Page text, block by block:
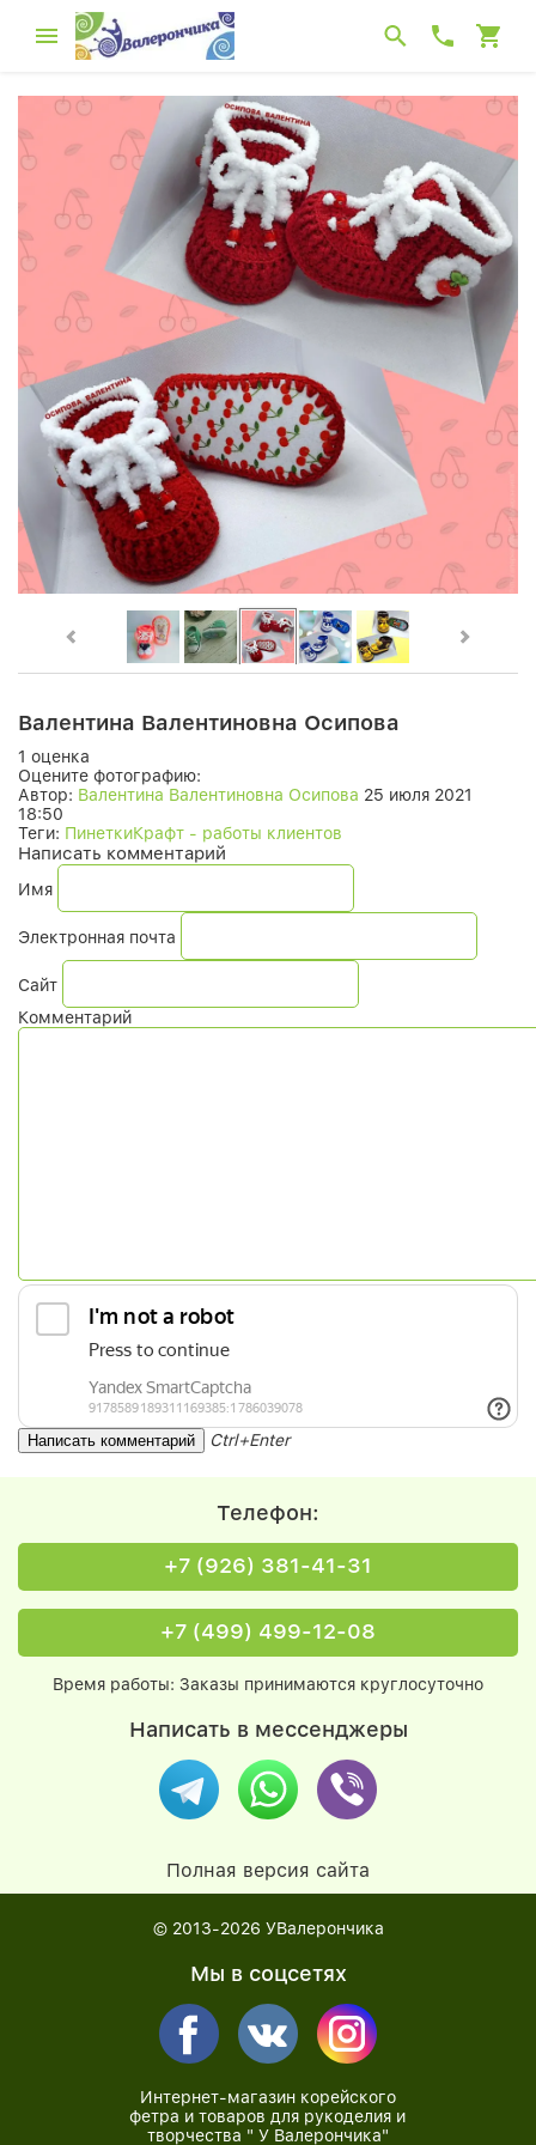
Валентина Валентиновна Осипова
1 оценка
Оцените фотографию:
Автор: Валентина Валентиновна Осипова 25 июля 2021
18:50
Теги: ПинеткиКрафт - работы клиентов
Написать комментарий
Имя
Электронная почта
Сайт
Комментарий
Ctrl+Enter
Телефон:
+7 (926) 381-41-31
+7 (499) 499-12-08
Время работы: Заказы принимаются круглосуточно
Написать в мессенджеры
Полная версия сайта
© 2013-2026 УВалерончика
Мы в соцсетях
Интернет-магазин корейского
фетра и товаров для рукоделия и
творчества " У Валерончика"